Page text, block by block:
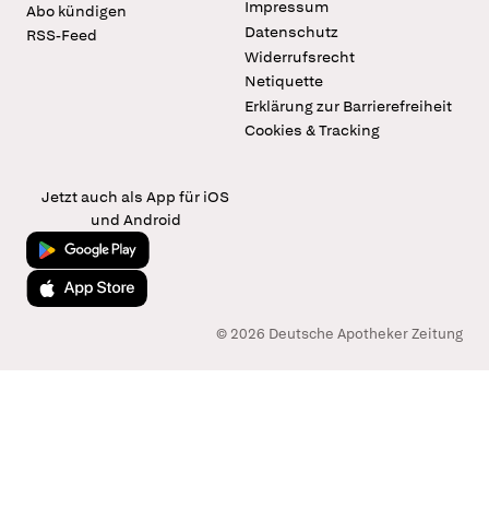
Abo kündigen
RSS-Feed
Impressum
Datenschutz
Widerrufsrecht
Netiquette
Erklärung zur Barrierefreiheit
Cookies & Tracking
Jetzt auch als App für iOS
und Android
Jetzt bei Google Play
Laden im App Store
© 2026 Deutsche Apotheker Zeitung